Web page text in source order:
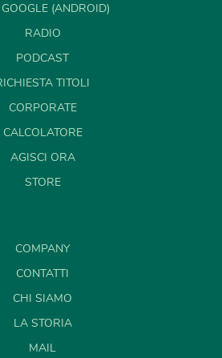
(ANDROID)
RADIO
PODCAST
TITOLI
CORPORATE
CALCOLATORE
AGISCI ORA
STORE
COMPANY
CONTATTI
CHI SIAMO
LA STORIA
MAIL